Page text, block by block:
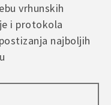
vrhunskih
i protokola
najboljih